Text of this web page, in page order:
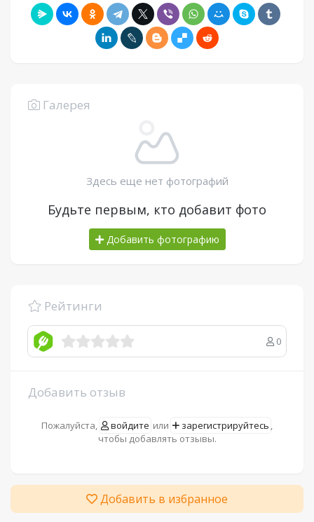
Галерея
Здесь еще нет фотографий
Будьте первым, кто добавит фото
Добавить фотографию
Рейтинги
0
Добавить отзыв
Пожалуйста, войдите или зарегистрируйтесь ,
чтобы добавлять отзывы.
Добавить в избранное